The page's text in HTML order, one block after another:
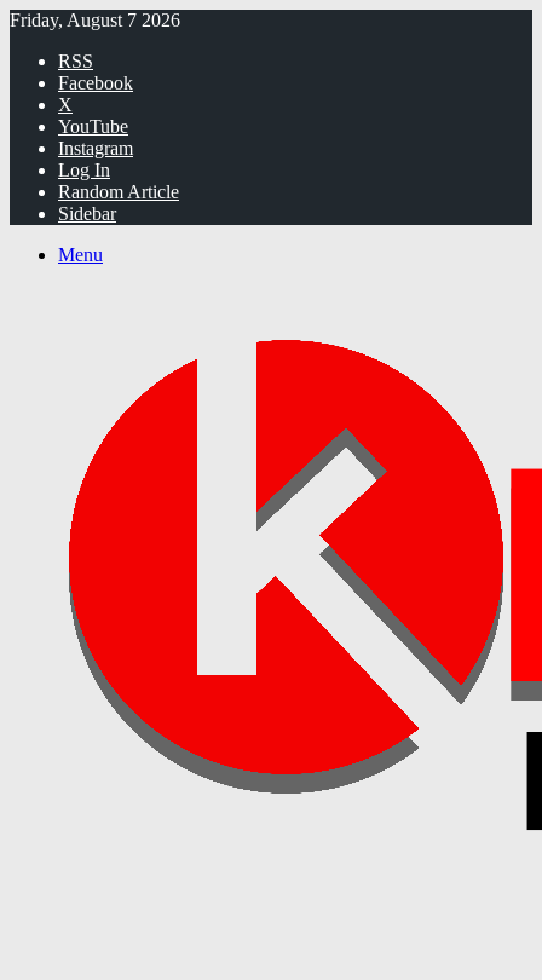
Friday, August 7 2026
RSS
Facebook
X
YouTube
Instagram
Log In
Random Article
Sidebar
Menu